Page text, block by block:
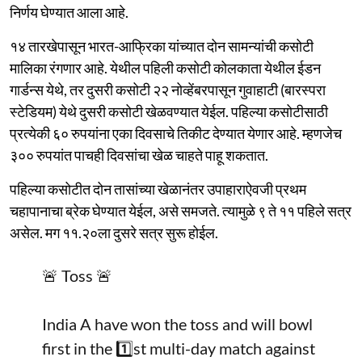
निर्णय घेण्यात आला आहे.
१४ तारखेपासून भारत-आफ्रिका यांच्यात दोन सामन्यांची कसोटी
मालिका रंगणार आहे. येथील पहिली कसोटी कोलकाता येथील ईडन
गार्डन्स येथे, तर दुसरी कसोटी २२ नोव्हेंबरपासून गुवाहाटी (बारस्परा
स्टेडियम) येथे दुसरी कसोटी खेळवण्यात येईल. पहिल्या कसोटीसाठी
प्रत्येकी ६० रुपयांना एका दिवसाचे तिकीट देण्यात येणार आहे. म्हणजेच
३०० रुपयांत पाचही दिवसांचा खेळ चाहते पाहू शकतात.
पहिल्या कसोटीत दोन तासांच्या खेळानंतर उपाहाराऐवजी प्रथम
चहापानाचा ब्रेक घेण्यात येईल, असे समजते. त्यामुळे ९ ते ११ पहिले सत्र
असेल. मग ११.२०ला दुसरे सत्र सुरू होईल.
🚨 Toss 🚨
India A have won the toss and will bowl
first in the 1️⃣st multi-day match against